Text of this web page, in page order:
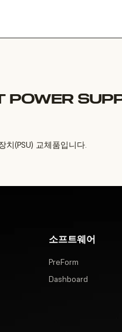
POWER
치(PSU) 교체품입니다.
소프트웨어
PreForm
Dashboard